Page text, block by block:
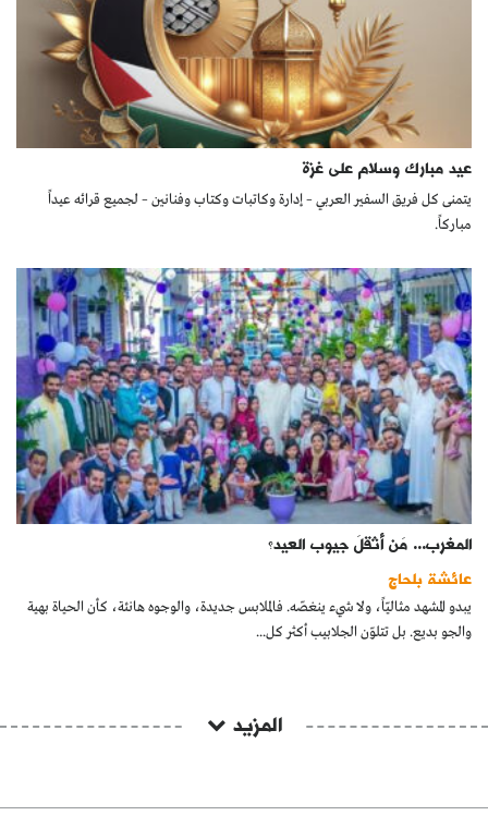
عيد مبارك وسلام على غزة
يتمنى كل فريق السفير العربي – إدارة وكاتبات وكتاب وفنانين – لجميع قرائه عيداً
مباركاً.
المغرب... مَن أثقلَ جيوب العيد؟
عائشة بلحاج
يبدو المشهد مثاليّاً، ولا شيء ينغصّه. فالملابس جديدة، والوجوه هانئة، كأن الحياة بهية
والجو بديع. بل تتلوّن الجلابيب أكثر كل...
المزيد